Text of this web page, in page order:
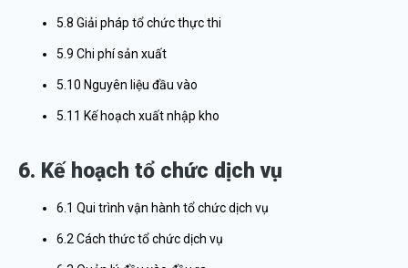
5.8 Giải pháp tổ chức thực thi
5.9 Chi phí sản xuất
5.10 Nguyên liệu đầu vào
5.11 Kế hoạch xuất nhập kho
6. Kế hoạch tổ chức dịch vụ
6.1 Qui trình vận hành tổ chức dịch vụ
6.2 Cách thức tổ chức dịch vụ